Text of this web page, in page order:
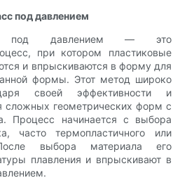
под давлением
под давлением — это
при котором пластиковые
и впрыскиваются в форму для
формы. Этот метод широко
своей эффективности и
сложных геометрических форм с
Процесс начинается с выбора
часто термопластичного или
После выбора материала его
плавления и впрыскивают в